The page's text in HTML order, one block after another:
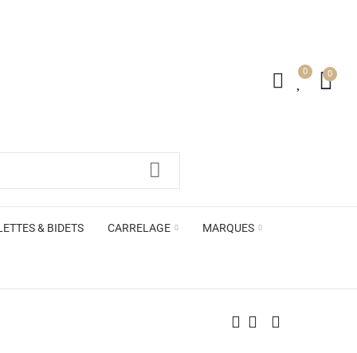
0 0
& BIDETS CARRELAGE MARQUES
ACB